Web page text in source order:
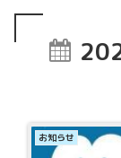
お知らせ